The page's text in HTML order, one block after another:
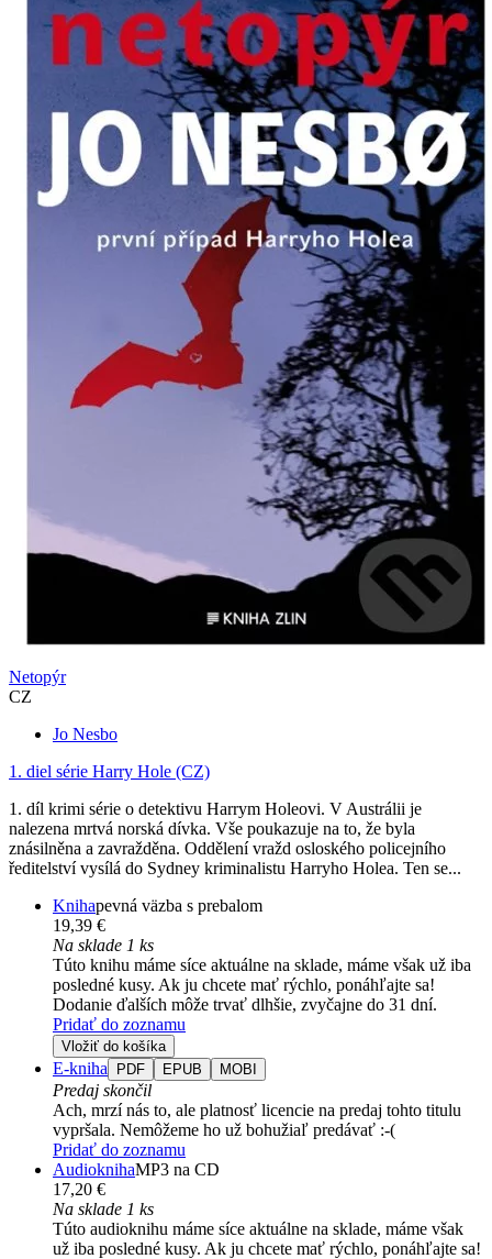
Netopýr
CZ
Jo Nesbo
1. diel série Harry Hole (CZ)
1. díl krimi série o detektivu Harrym Holeovi. V Austrálii je
nalezena mrtvá norská dívka. Vše poukazuje na to, že byla
znásilněna a zavražděna. Oddělení vražd osloského policejního
ředitelství vysílá do Sydney kriminalistu Harryho Holea. Ten se...
Knihapevná väzba s prebalom
19,39 €
Na sklade 1 ks
Túto knihu máme síce aktuálne na sklade, máme však už iba
posledné kusy. Ak ju chcete mať rýchlo, ponáhľajte sa!
Dodanie ďalších môže trvať dlhšie, zvyčajne do 31 dní.
Pridať do zoznamu
Vložiť do košíka
E-kniha PDF EPUB MOBI
Predaj skončil
Ach, mrzí nás to, ale platnosť licencie na predaj tohto titulu
vypršala. Nemôžeme ho už bohužiaľ predávať :-(
Pridať do zoznamu
AudioknihaMP3 na CD
17,20 €
Na sklade 1 ks
Túto audioknihu máme síce aktuálne na sklade, máme však
už iba posledné kusy. Ak ju chcete mať rýchlo, ponáhľajte sa!